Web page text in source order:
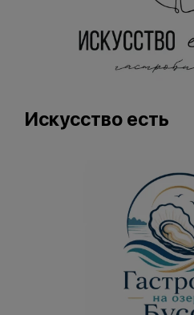
Искусство есть